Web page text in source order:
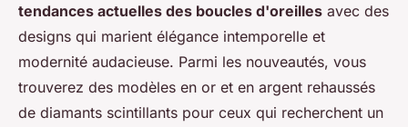
tendances actuelles des boucles d'oreilles avec des
designs qui marient élégance intemporelle et
modernité audacieuse. Parmi les nouveautés, vous
trouverez des modèles en or et en argent rehaussés
de diamants scintillants pour ceux qui recherchent un